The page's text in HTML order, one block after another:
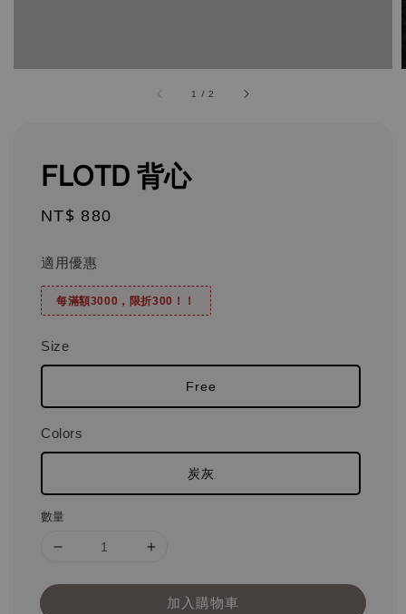
1 /2
FLOTD 背心
Regular
NT$ 880
適用優惠
每滿額3000，限折300！！
Size
Free
Colors
炭灰
數量
加入購物車